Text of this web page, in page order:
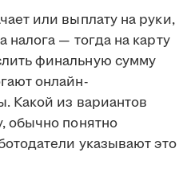
или выплату на руки,
налога — тогда на карту
финальную сумму
онлайн-
Какой из вариантов
обычно понятно
указывают это